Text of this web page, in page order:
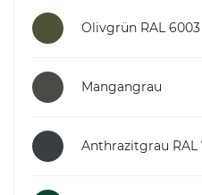
Olivgrün RAL 6003
Mangangrau
Anthrazitgrau RAL